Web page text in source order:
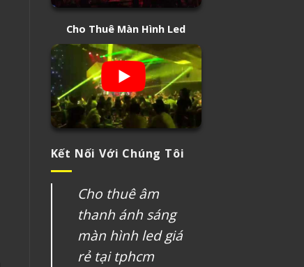
Cho Thuê Màn Hình Led
Kết Nối Với Chúng Tôi
Cho thuê âm
thanh ánh sáng
màn hình led giá
rẻ tại tphcm